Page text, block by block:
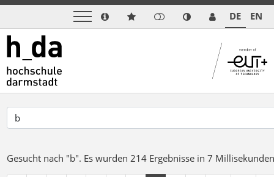
DE EN
Gesucht nach "b". Es wurden 214 Ergebnisse in 7